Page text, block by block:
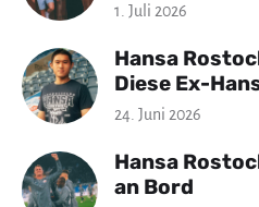
1. Juli 2026
Hansa
Diese Ex-
24. Juni 2026
Hansa
an Bord